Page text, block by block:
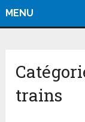
MENU
trains